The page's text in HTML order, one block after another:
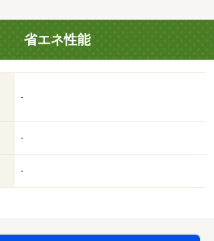
インで申込から契約手続き、ＬＩＮＥ
す／当物件は初期費用分割払い可（ク
も可）／お客様のご希望に合わせた方
ン等）で物件をご提案いたします・駐
内清掃費用 52250円
省エネ性能
-
-
-